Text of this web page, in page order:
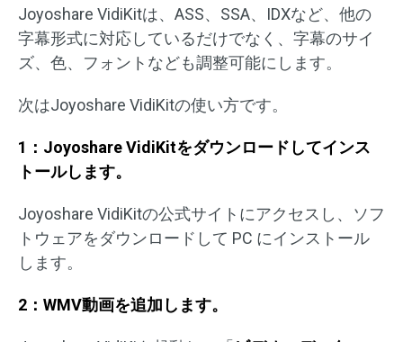
Joyoshare VidiKitは、ASS、SSA、IDXなど、他の
字幕形式に対応しているだけでなく、字幕のサイ
ズ、色、フォントなども調整可能にします。
次はJoyoshare VidiKitの使い方です。
1：Joyoshare VidiKitをダウンロードしてインス
トールします。
Joyoshare VidiKitの公式サイトにアクセスし、ソフ
トウェアをダウンロードして PC にインストール
します。
2：WMV動画を追加します。